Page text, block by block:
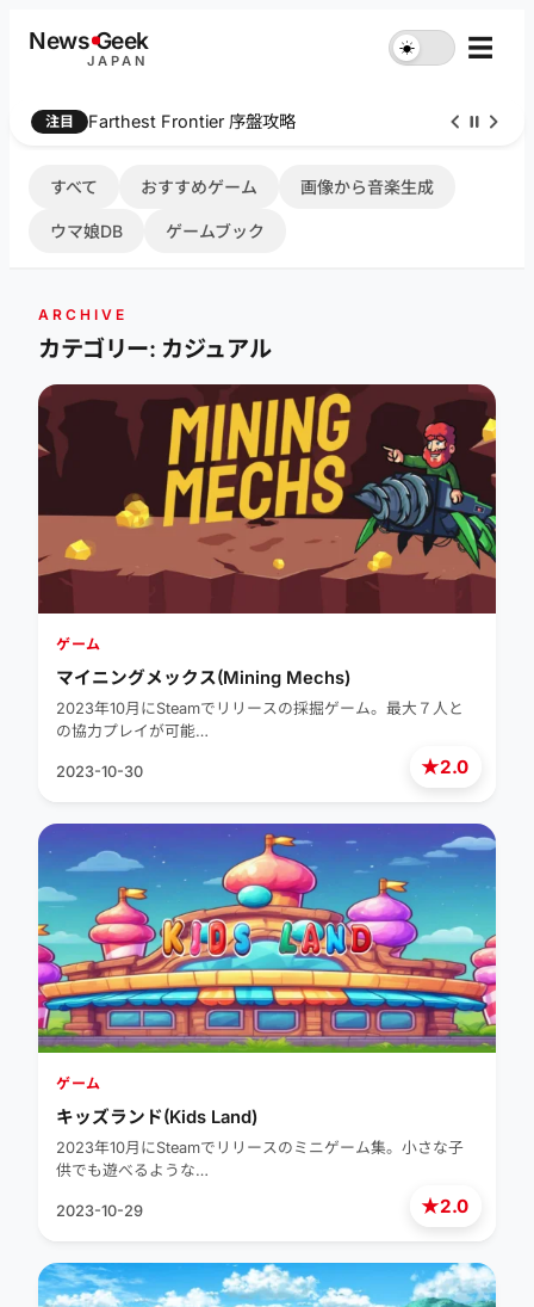
NewsGeek
JAPAN
☀︎ ☰
注目 Farthest Frontier 序盤攻略
すべて おすすめゲーム 画像から音楽生成
ウマ娘DB ゲームブック
ARCHIVE
カテゴリー: カジュアル
★2.0
ゲーム
マイニングメックス(Mining Mechs)
2023年10月にSteamでリリースの採掘ゲーム。最大７人と
の協力プレイが可能…
2023-10-30
★2.0
ゲーム
キッズランド(Kids Land)
2023年10月にSteamでリリースのミニゲーム集。小さな子
供でも遊べるような…
2023-10-29